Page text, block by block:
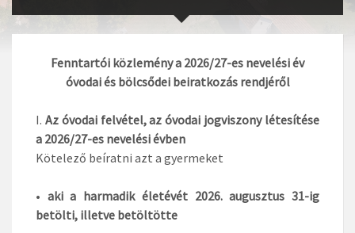
Fenntartói közlemény a 2026/27-es nevelési év
óvodai és bölcsődei beiratkozás rendjéről
I. Az óvodai felvétel, az óvodai jogviszony létesítése
a 2026/27-es nevelési évben
Kötelező beíratni azt a gyermeket
• aki a harmadik életévét 2026. augusztus 31-ig
betölti, illetve betöltötte